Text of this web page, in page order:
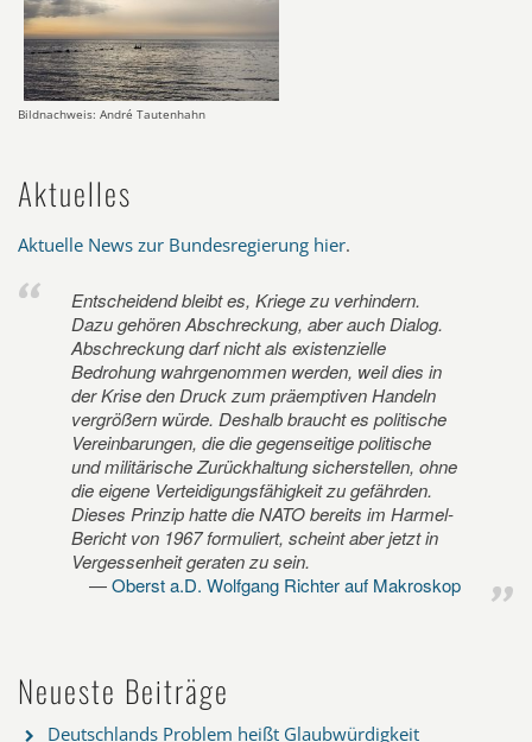
Bildnachweis: André Tautenhahn
Aktuelles
Aktuelle News zur Bundesregierung hier.
Entscheidend bleibt es, Kriege zu verhindern.
Dazu gehören Abschreckung, aber auch Dialog.
Abschreckung darf nicht als existenzielle
Bedrohung wahrgenommen werden, weil dies in
der Krise den Druck zum präemptiven Handeln
vergrößern würde. Deshalb braucht es politische
Vereinbarungen, die die gegenseitige politische
und militärische Zurückhaltung sicherstellen, ohne
die eigene Verteidigungsfähigkeit zu gefährden.
Dieses Prinzip hatte die NATO bereits im Harmel-
Bericht von 1967 formuliert, scheint aber jetzt in
Vergessenheit geraten zu sein.
Oberst a.D. Wolfgang Richter auf Makroskop
Neueste Beiträge
Deutschlands Problem heißt Glaubwürdigkeit